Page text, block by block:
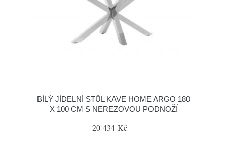
BÍLÝ JÍDELNÍ STŮL KAVE HOME ARGO 180
X 100 CM S NEREZOVOU PODNOŽÍ
20 434 Kč